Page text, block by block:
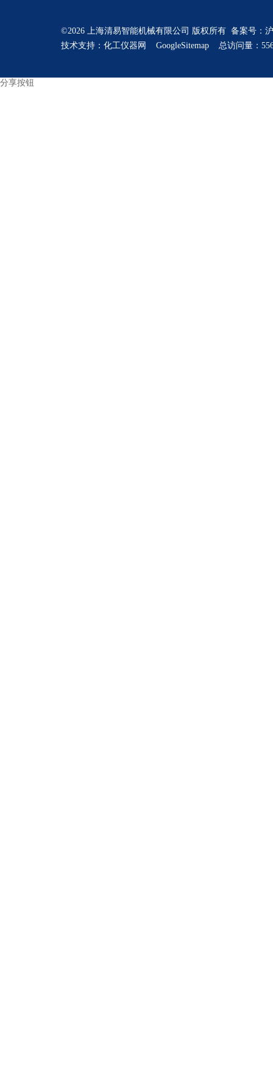
©2026 上海清易智能机械有限公司 版权所有 备案号：
技术支持： 化工仪器网 GoogleSitemap 总访问量：
分享按钮